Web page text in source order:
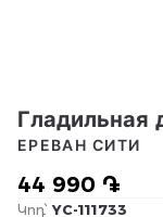
Гладильная
44 990 ֏
ЕРЕВАН СИТИ
Կոդ՝ YC-111733